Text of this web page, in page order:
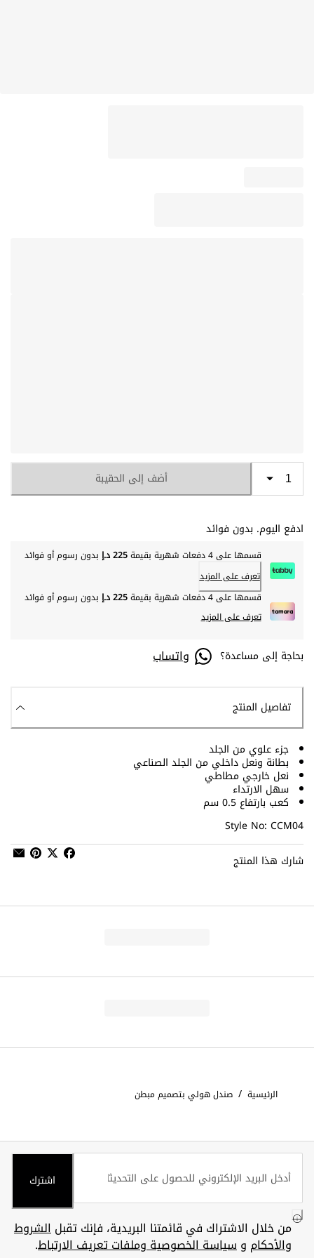
أضف إلى الحقيبة
ادفع اليوم. بدون فوائد
قسمها على 4 دفعات شهرية بقيمة 225 د.إ
بدون رسوم أو فوائد
تعرف على المزيد
قسمها على 4 دفعات شهرية بقيمة
225 د.إ
بدون رسوم أو فوائد
تعرف على المزيد
بحاجة إلى مساعدة؟ واتساب
تفاصيل المنتج
جزء علوي من الجلد
بطانة ونعل داخلي من الجلد الصناعي
نعل خارجي مطاطي
سهل الارتداء
كعب بارتفاع 0.5 سم
Style No: CCM04
شارك هذا المنتج
الرئيسية / صندل هولي بتصميم مبطن
اشترك
من خلال الاشتراك في قائمتنا البريدية، فإنك تقبلالشروط
والأحكام وسياسة الخصوصية وملفات تعريف الارتباط.